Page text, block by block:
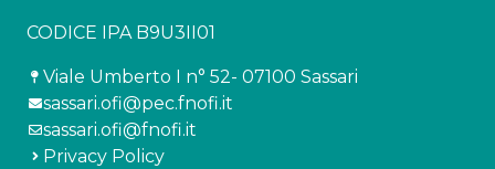
CODICE IPA B9U3II01
Viale Umberto I n° 52- 07100 Sassari
sassari.ofi@pec.fnofi.it
sassari.ofi@fnofi.it
Privacy Policy